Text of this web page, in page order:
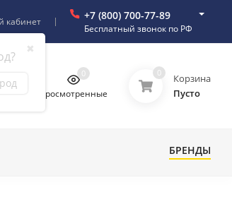
✖
кабинет +7 (800) 700-77-89
Бесплатный звонок по РФ
Просмотренные
0 0
Корзина
Пусто
БРЕНДЫ